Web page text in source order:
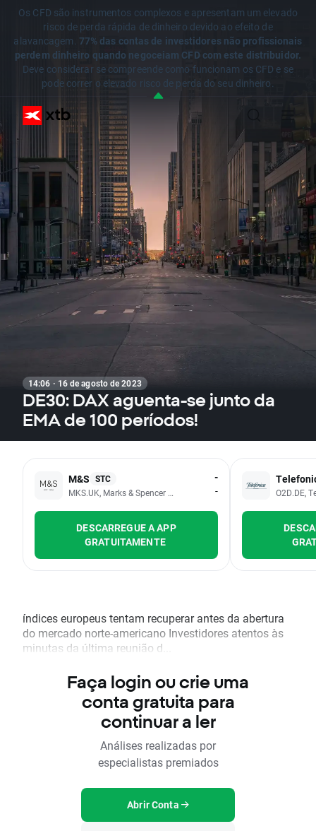
Os CFD são instrumentos complexos e apresentam um elevado
risco de perda rápida de dinheiro devido ao efeito de
alavancagem. 77% das contas de investidores não profissionais
perdem dinheiro quando negoceiam CFD com este distribuidor.
Deve considerar se compreende como funcionam os CFD e se
pode correr o elevado risco de perda do seu dinheiro.
14:06 · 16 de agosto de 2023
DE30: DAX aguenta-se junto da
EMA de 100 períodos!
M&S STC
MKS.UK, Marks & Spencer Group PLC
-
-
DESCARREGUE A APP
GRATUITAMENTE
O2D.DE,
índices europeus tentam recuperar antes da abertura
do mercado norte-americano Investidores atentos às
minutas da última reunião d...
Faça login ou crie uma
conta gratuita para
continuar a ler
Análises realizadas por
especialistas premiados
Abrir Conta